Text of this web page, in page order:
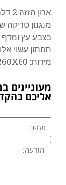
בצבע עץ ומדף
תחתון עשוי
מידות: 240X260X60
מעוניינים
אליכם